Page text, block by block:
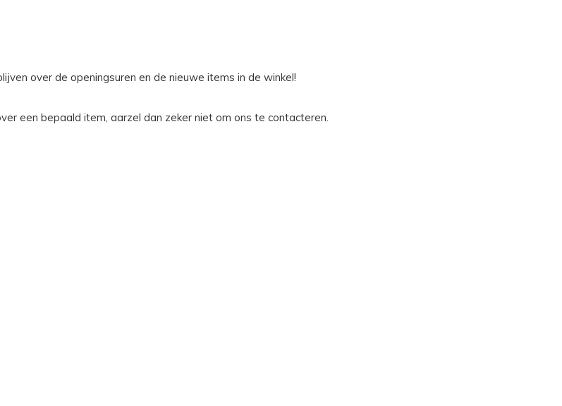
over de openingsuren en de nieuwe items in de winkel!
een bepaald item, aarzel dan zeker niet om ons te contacteren.